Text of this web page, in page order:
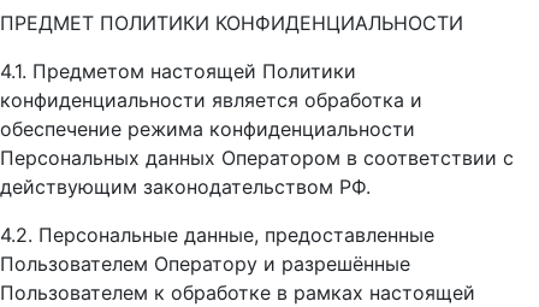
ПРЕДМЕТ ПОЛИТИКИ КОНФИДЕНЦИАЛЬНОСТИ
4.1. Предметом настоящей Политики
конфиденциальности является обработка и
обеспечение режима конфиденциальности
Персональных данных Оператором в соответствии с
действующим законодательством РФ.
4.2. Персональные данные, предоставленные
Пользователем Оператору и разрешённые
Пользователем к обработке в рамках настоящей